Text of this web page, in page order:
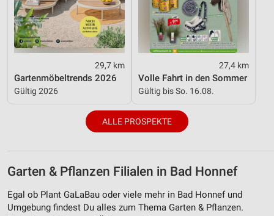
29,7 km
Gartenmöbeltrends 2026
Gültig 2026
27,4 km
Volle Fahrt in den Sommer
Gültig bis So. 16.08.
ALLE PROSPEKTE
Garten & Pflanzen Filialen in Bad Honnef
Egal ob Plant GaLaBau oder viele mehr in Bad Honnef und
Umgebung findest Du alles zum Thema Garten & Pflanzen.